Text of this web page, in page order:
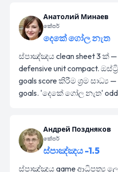
Анатолий Минаев
කේපර්
දෙකේ ගෝල නැත
ස්පාඤ්ඤය clean sheet 3 ක්
defensive unit compact.
goals score කිරීම ශ්‍රම සාධ්‍ය
goals. 'දෙකේ ගෝල නැත' odds
Андрей Поздняков
කේපර්
ස්පාඤ්ඤය -1.5
ස්පාඤ්ඤය game ආධිපත්‍ය